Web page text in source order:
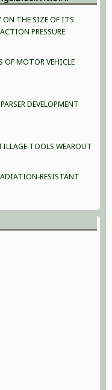
ON THE SIZE OF ITS
PRESSURE
OF MOTOR VEHICLE
DEVELOPMENT
TOOLS WEAROUT
RESISTANT